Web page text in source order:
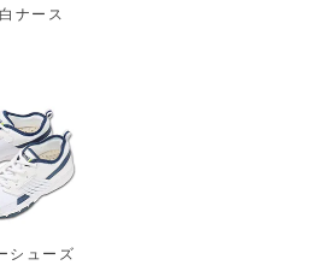
ナース
シューズ